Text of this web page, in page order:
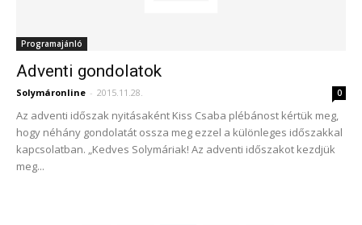
Programajánló
Adventi gondolatok
Solymáronline - 2015.11.28. 0
Az adventi időszak nyitásaként Kiss Csaba plébánost kértük meg,
hogy néhány gondolatát ossza meg ezzel a különleges időszakkal
kapcsolatban. „Kedves Solymáriak! Az adventi időszakot kezdjük
meg...